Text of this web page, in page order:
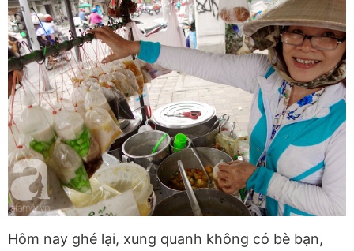
Hôm nay ghé lại, xung quanh không có bè bạn,